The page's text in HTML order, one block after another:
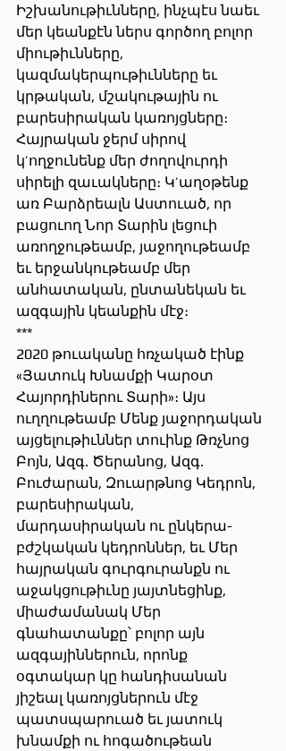
Իշխանութիւնները, ինչպէս նաեւ
մեր կեանքէն ներս գործող բոլոր
միութիւնները,
կազմակերպութիւնները եւ
կրթական, մշակութային ու
բարեսիրական կառոյցները։
Հայրական ջերմ սիրով
կ’ողջունենք մեր ժողովուրդի
սիրելի զաւակները։ Կ’աղօթենք
առ Բարձրեալն Աստուած, որ
բացուող Նոր Տարին լեցուի
առողջութեամբ, յաջողութեամբ
եւ երջանկութեամբ մեր
անհատական, ընտանեկան եւ
ազգային կեանքին մէջ։
***
2020 թուականը հռչակած էինք
«Յատուկ Խնամքի Կարօտ
Հայորդիներու Տարի»։ Այս
ուղղութեամբ Մենք յաջորդական
այցելութիւններ տուինք Թռչնոց
Բոյն, Ազգ. Ծերանոց, Ազգ.
Բուժարան, Զուարթնոց Կեդրոն,
բարեսիրական,
մարդասիրական ու ընկերա-
բժշկական կեդրոններ, եւ Մեր
հայրական գուրգուրանքն ու
աջակցութիւնը յայտնեցինք,
միաժամանակ Մեր
գնահատանքը՝ բոլոր այն
ազգայիններուն, որոնք
օգտակար կը հանդիսանան
յիշեալ կառոյցներուն մէջ
պատսպարուած եւ յատուկ
խնամքի ու հոգածութեան